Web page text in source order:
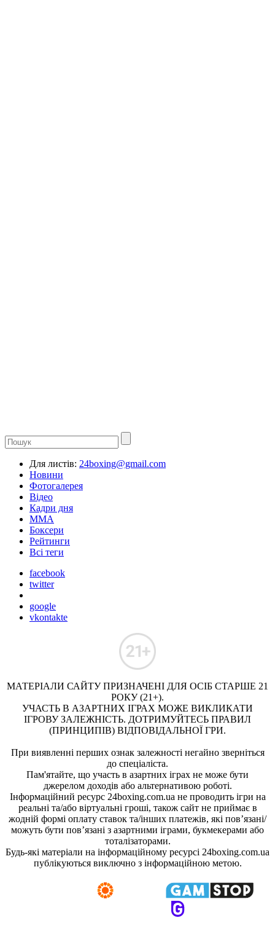
Для листів: 24boxing@gmail.com
Новини
Фотогалерея
Відео
Кадри дня
ММА
Боксери
Рейтинги
Всі теги
facebook
twitter
google
vkontakte
МАТЕРІАЛИ САЙТУ ПРИЗНАЧЕНІ ДЛЯ ОСІБ СТАРШЕ 21
РОКУ (21+).
УЧАСТЬ В АЗАРТНИХ ІГРАХ МОЖЕ ВИКЛИКАТИ
ІГРОВУ ЗАЛЕЖНІСТЬ. ДОТРИМУЙТЕСЬ ПРАВИЛ
(ПРИНЦИПІВ) ВІДПОВІДАЛЬНОЇ ГРИ.
При виявленні перших ознак залежності негайно зверніться
до спеціаліста.
Пам'ятайте, що участь в азартних іграх не може бути
джерелом доходів або альтернативою роботі.
Інформаційний ресурс 24boxing.com.ua не проводить ігри на
реальні та/або віртуальні гроші, також сайт не приймає в
жодній формі оплату ставок та/інших платежів, які пов’язані/
можуть бути пов’язані з азартними іграми, букмекерами або
тоталізаторами.
Будь-які матеріали на інформаційному ресурсі 24boxing.com.ua
публікуються виключно з інформаційною метою.